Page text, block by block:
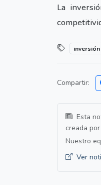
La
Compartir:
Esta
creada
Nuestro
Ver